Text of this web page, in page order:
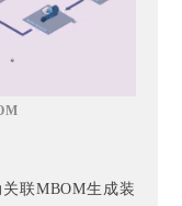
联MBOM生成装